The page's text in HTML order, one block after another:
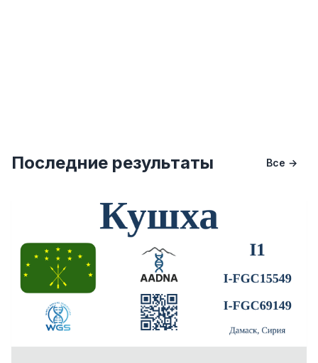
Последние результаты Все →